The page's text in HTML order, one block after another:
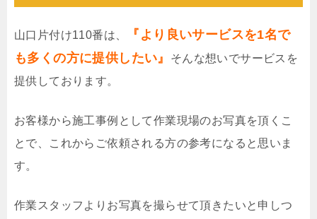
山口片付け110番は、
『より良いサービスを1名で
も多くの方に提供したい』
そんな想いでサービスを
提供しております。
お客様から施工事例として作業現場のお写真を頂くこ
とで、これからご依頼される方の参考になると思いま
す。
作業スタッフよりお写真を撮らせて頂きたいと申しつ